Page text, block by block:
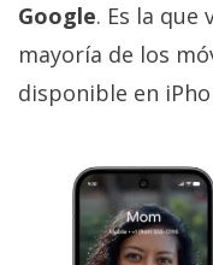
Google. Es la que
mayoría de los
disponible en